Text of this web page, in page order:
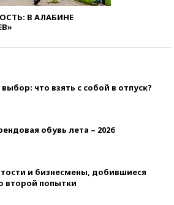
В АЛАБИНЕ
что взять с собой в отпуск?
обувь лета – 2026
и бизнесмены, добившиеся
второй попытки